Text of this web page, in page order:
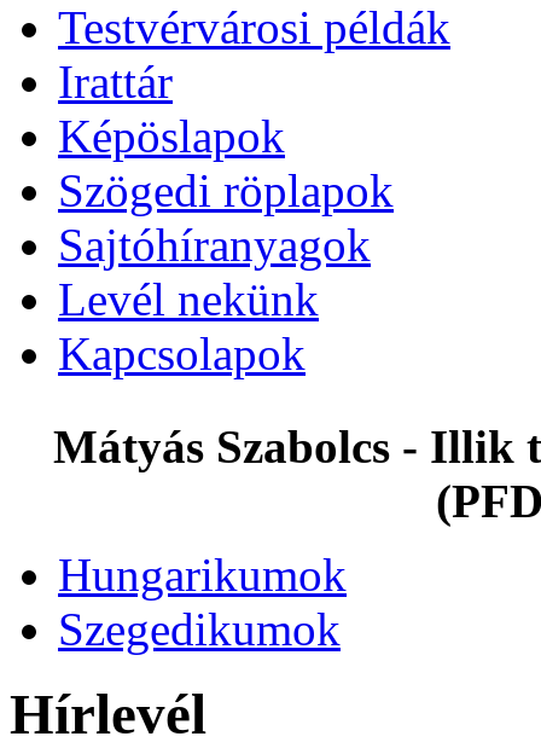
Testvérvárosi példák
Irattár
Képöslapok
Szögedi röplapok
Sajtóhíranyagok
Levél nekünk
Kapcsolapok
Mátyás Szabolcs - Illik
Hungarikumok
Szegedikumok
Hírlevél